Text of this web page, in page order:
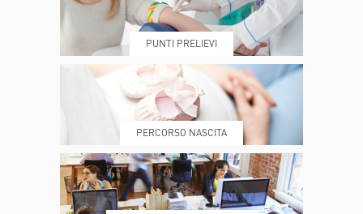
PRENOTA MY POLI
REFERTI REPARTI
PUNTI PRELIEVI
PERCORSO NASCITA